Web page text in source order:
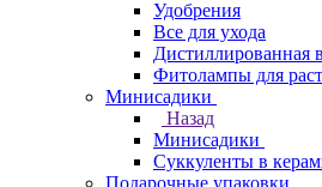
Удобрения
Все для ухода
Дистиллированная
Фитолампы для
Минисадики
Назад
Минисадики
Суккуленты в
Подарочные упаковки